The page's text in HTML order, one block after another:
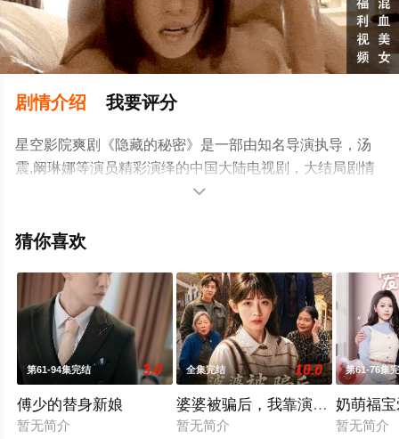
剧情介绍 我要评分
星空影院爽剧《隐藏的秘密》是一部由知名导演执导，汤
震,阚琳娜等演员精彩演绎的中国大陆电视剧，大结局剧情
已揭晓（1-1全集），手机免费观看高清未删减完整版电视
剧、电视猫或剧情网等平台了解。

猜你喜欢
第61-94集完结 3.0
傅少的替身新娘
暂无简介
全集完结 10.0
婆婆被骗后，我靠演技拿回一切
暂无简介
第61-76集
奶萌福
暂无简介